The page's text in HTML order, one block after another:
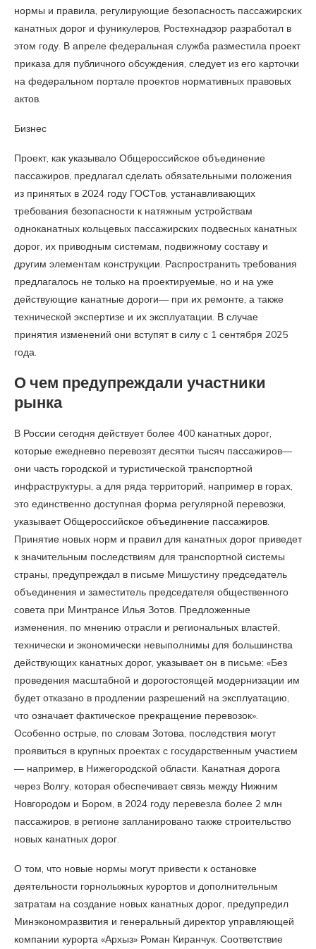
нормы и правила, регулирующие безопасность пассажирских
канатных дорог и фуникулеров, Ростехнадзор разработал в
этом году. В апреле федеральная служба разместила проект
приказа для публичного обсуждения, следует из его карточки
на федеральном портале проектов нормативных правовых
актов.
Бизнес
Проект, как указывало Общероссийское объединение
пассажиров, предлагал сделать обязательными положения
из принятых в 2024 году ГОСТов, устанавливающих
требования безопасности к натяжным устройствам
одноканатных кольцевых пассажирских подвесных канатных
дорог, их приводным системам, подвижному составу и
другим элементам конструкции. Распространить требования
предлагалось не только на проектируемые, но и на уже
действующие канатные дороги— при их ремонте, а также
технической экспертизе и их эксплуатации. В случае
принятия изменений они вступят в силу с 1 сентября 2025
года.
О чем предупреждали участники
рынка
В России сегодня действует более 400 канатных дорог,
которые ежедневно перевозят десятки тысяч пассажиров—
они часть городской и туристической транспортной
инфраструктуры, а для ряда территорий, например в горах,
это единственно доступная форма регулярной перевозки,
указывает Общероссийское объединение пассажиров.
Принятие новых норм и правил для канатных дорог приведет
к значительным последствиям для транспортной системы
страны, предупреждал в письме Мишустину председатель
объединения и заместитель председателя общественного
совета при Минтрансе Илья Зотов. Предложенные
изменения, по мнению отрасли и региональных властей,
технически и экономически невыполнимы для большинства
действующих канатных дорог, указывает он в письме: «Без
проведения масштабной и дорогостоящей модернизации им
будет отказано в продлении разрешений на эксплуатацию,
что означает фактическое прекращение перевозок».
Особенно острые, по словам Зотова, последствия могут
проявиться в крупных проектах с государственным участием
— например, в Нижегородской области. Канатная дорога
через Волгу, которая обеспечивает связь между Нижним
Новгородом и Бором, в 2024 году перевезла более 2 млн
пассажиров, в регионе запланировано также строительство
новых канатных дорог.
О том, что новые нормы могут привести к остановке
деятельности горнолыжных курортов и дополнительным
затратам на создание новых канатных дорог, предупредил
Минэкономразвития и генеральный директор управляющей
компании курорта «Архыз» Роман Киранчук. Соответствие